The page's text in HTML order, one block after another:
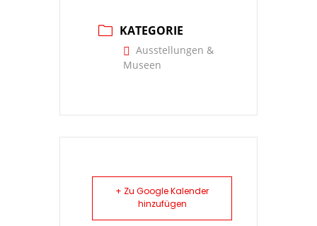
KATEGORIE
Ausstellungen &
Museen
+ Zu Google Kalender
hinzufügen